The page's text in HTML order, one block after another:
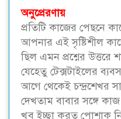
অনুপ্রেরণায়
প্রতিটি কাজের পেছনে
আপনার এই সৃষ্টিশীল
ছিল এমন প্রশ্নের
যেহেতু টেক্সটাইলের
আগে থেকেই চন্দ্রশেখর
দেখতাম বাবার সঙ্গে
খুব ইচ্ছা করত পোশাক